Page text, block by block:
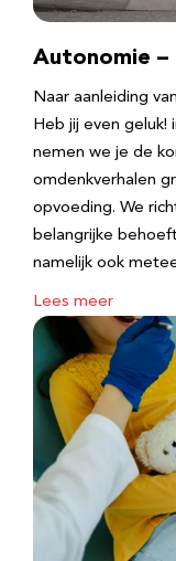
Autonomie –
Naar aanleiding
Heb jij even geluk!
nemen we je de
omdenkverhalen
opvoeding. We
belangrijke
namelijk ook
Lees meer